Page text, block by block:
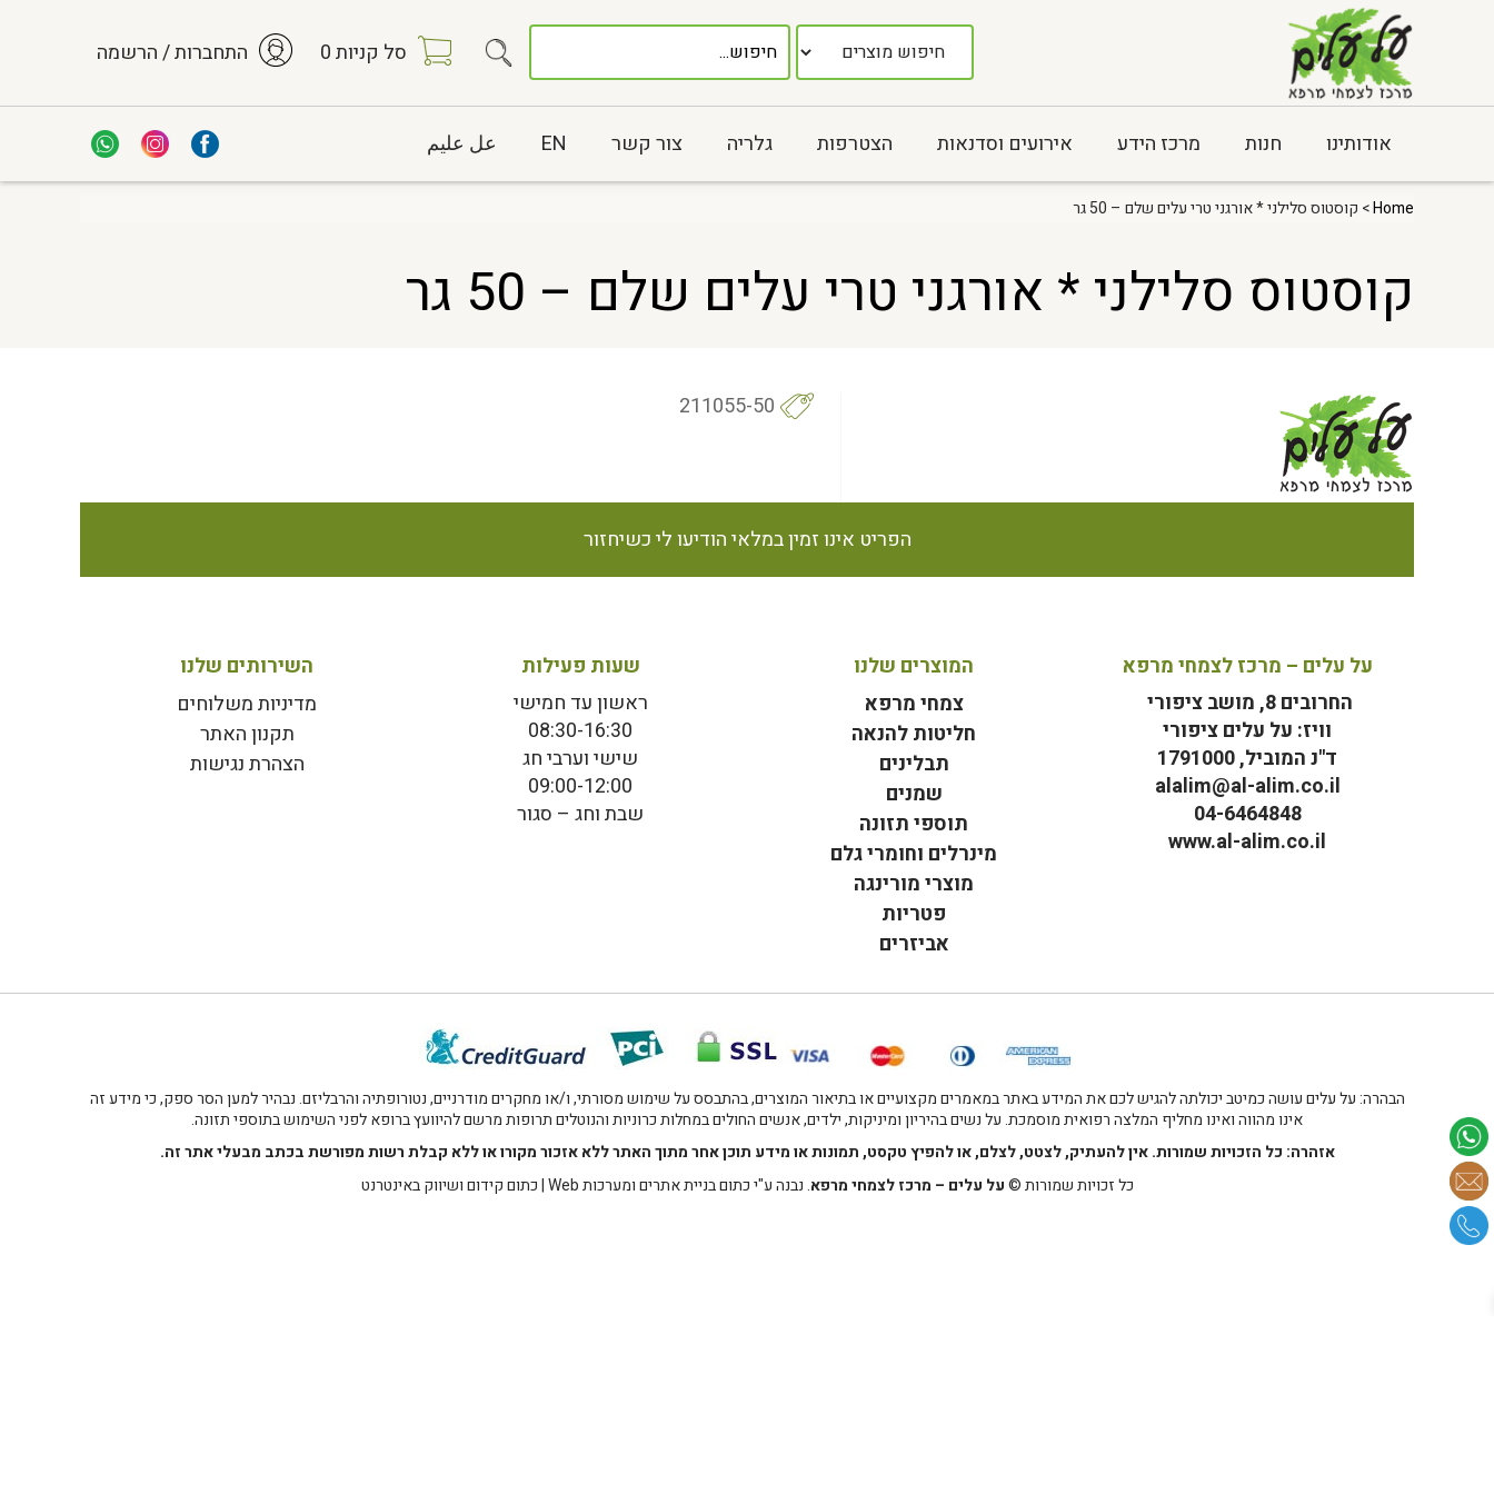
סל קניות0 התחברות / הרשמה
אודותינו חנות מרכז הידע אירועים וסדנאות הצטרפות גלריה צור קשר EN عل عليم
Home> קוסטוס סלילני * אורגני טרי עלים שלם – 50 גר
קוסטוס סלילני * אורגני טרי עלים שלם – 50 גר
211055-50
הפריט אינו זמין במלאי הודיעו לי כשיחזור
על עלים – מרכז לצמחי מרפא
החרובים 8, מושב ציפורי
וויז: על עלים ציפורי
ד"נ המוביל, 1791000
alalim@al-alim.co.il
04-6464848
www.al-alim.co.il
המוצרים שלנו
צמחי מרפא
חליטות להנאה
תבלינים
שמנים
תוספי תזונה
מינרלים וחומרי גלם
מוצרי מורינגה
פטריות
אביזרים
שעות פעילות
ראשון עד חמישי
08:30-16:30
שישי וערבי חג
09:00-12:00
שבת וחג – סגור
השירותים שלנו
מדיניות משלוחים
תקנון האתר
הצהרת נגישות
הבהרה: על עלים עושה כמיטב יכולתה להגיש לכם את המידע באתר במאמרים מקצועיים או בתיאור המוצרים, בהתבסס על שימוש מסורתי, ו/או מחקרים מודרניים, נטורופתיה והרבליזם. נבהיר למען הסר ספק, כי מידע זה
אינו מהווה ואינו מחליף המלצה רפואית מוסמכת. על נשים בהיריון ומיניקות, ילדים, אנשים החולים במחלות כרוניות והנוטלים תרופות מרשם להיוועץ ברופא לפני השימוש בתוספי תזונה.
אזהרה: כל הזכויות שמורות. אין להעתיק, לצטט, לצלם, או להפיץ טקסט, תמונות או מידע תוכן אחר מתוך האתר ללא אזכור מקורו או ללא קבלת רשות מפורשת בכתב מבעלי אתר זה.
כל זכויות שמורות ©על עלים – מרכז לצמחי מרפא. נבנה ע"יכתום בניית אתרים ומערכות Web |כתום קידום ושיווק באינטרנט